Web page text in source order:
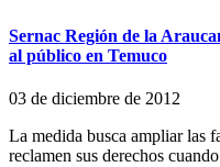
Sernac Región de la
al público en Temuco
03 de diciembre de 2012
La medida busca ampliar las
reclamen sus derechos